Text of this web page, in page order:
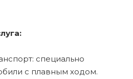
специально
с плавным ходом.